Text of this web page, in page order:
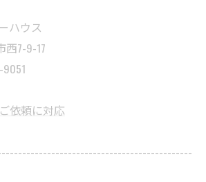
ハウス
西7-9-17
依頼に対応